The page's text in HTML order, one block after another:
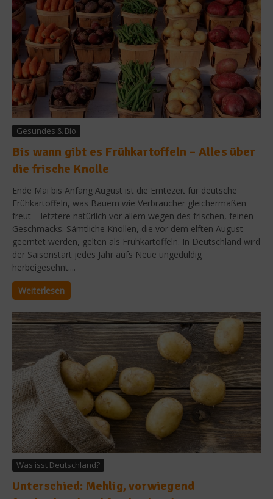
Gesundes & Bio
Bis wann gibt es Frühkartoffeln – Alles über
die frische Knolle
Ende Mai bis Anfang August ist die Erntezeit für deutsche
Frühkartoffeln, was Bauern wie Verbraucher gleichermaßen
freut – letztere natürlich vor allem wegen des frischen, feinen
Geschmacks. Sämtliche Knollen, die vor dem elften August
geerntet werden, gelten als Frühkartoffeln. In Deutschland wird
der Saisonstart jedes Jahr aufs Neue ungeduldig
herbeigesehnt....
Weiterlesen
Was isst Deutschland?
Unterschied: Mehlig, vorwiegend